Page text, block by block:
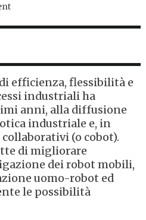
efficienza, flessibilità e
industriali ha
anni, alla diffusione
industriale e, in
(o cobot).
di migliorare
dei robot mobili,
uomo-robot ed
le possibilità